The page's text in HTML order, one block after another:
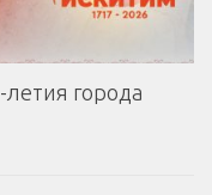
города